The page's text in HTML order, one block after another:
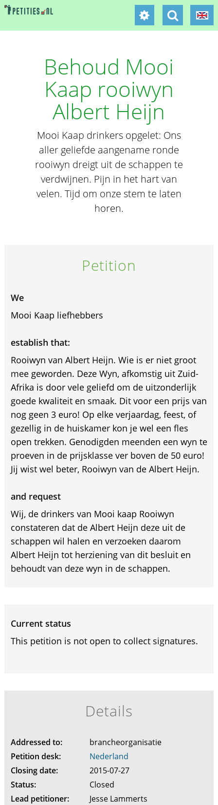
Behoud Mooi
Kaap rooiwyn
Albert Heijn
Mooi Kaap drinkers opgelet: Ons
aller geliefde aangename ronde
rooiwyn dreigt uit de schappen te
verdwijnen. Pijn in het hart van
velen. Tijd om onze stem te laten
horen.
Petition
We
Mooi Kaap liefhebbers
establish that:
Rooiwyn van Albert Heijn. Wie is er niet groot
mee geworden. Deze Wyn, afkomstig uit Zuid-
Afrika is door vele geliefd om de uitzonderlijk
goede kwaliteit en smaak. Dit voor een prijs van
nog geen 3 euro! Op elke verjaardag, feest, of
gezellig in de huiskamer kon je wel een fles
open trekken. Genodigden meenden een wyn te
proeven in de prijsklasse ver boven de 50 euro!
Jij wist wel beter, Rooiwyn van de Albert Heijn.
and request
Wij, de drinkers van Mooi kaap Rooiwyn
constateren dat de Albert Heijn deze uit de
schappen wil halen en verzoeken daarom
Albert Heijn tot herziening van dit besluit en
behoudt van deze wyn in de schappen.
Current status
This petition is not open to collect signatures.
Details
Addressed to:
brancheorganisatie
Petition desk:
Nederland
Closing date:
2015-07-27
Status:
Closed
Lead petitioner:
Jesse Lammerts